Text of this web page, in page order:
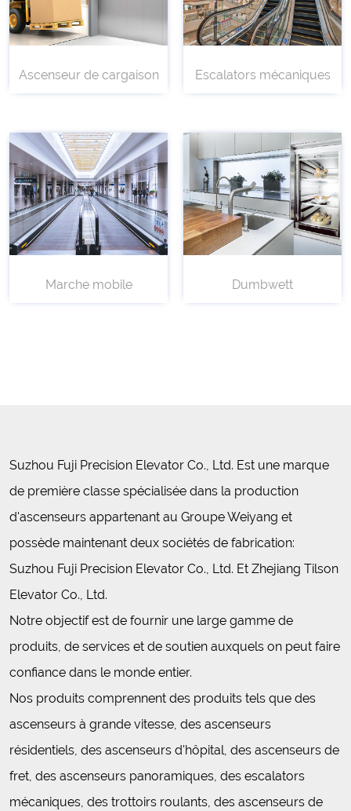
Ascenseur de cargaison Escalators mécaniques
Marche mobile Dumbwett
Suzhou Fuji Precision Elevator Co., Ltd. Est une marque
de première classe spécialisée dans la production
d'ascenseurs appartenant au Groupe Weiyang et
possède maintenant deux sociétés de fabrication:
Suzhou Fuji Precision Elevator Co., Ltd. Et Zhejiang Tilson
Elevator Co., Ltd.
Notre objectif est de fournir une large gamme de
produits, de services et de soutien auxquels on peut faire
confiance dans le monde entier.
Nos produits comprennent des produits tels que des
ascenseurs à grande vitesse, des ascenseurs
résidentiels, des ascenseurs d'hôpital, des ascenseurs de
fret, des ascenseurs panoramiques, des escalators
mécaniques, des trottoirs roulants, des ascenseurs de